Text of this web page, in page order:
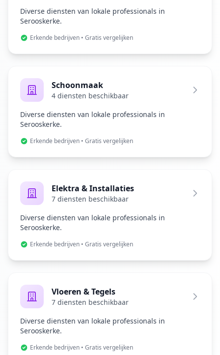
Diverse diensten van lokale professionals in
Serooskerke.
Erkende bedrijven • Gratis vergelijken
Schoonmaak
4 diensten beschikbaar
Diverse diensten van lokale professionals in
Serooskerke.
Erkende bedrijven • Gratis vergelijken
Elektra & Installaties
7 diensten beschikbaar
Diverse diensten van lokale professionals in
Serooskerke.
Erkende bedrijven • Gratis vergelijken
Vloeren & Tegels
7 diensten beschikbaar
Diverse diensten van lokale professionals in
Serooskerke.
Erkende bedrijven • Gratis vergelijken